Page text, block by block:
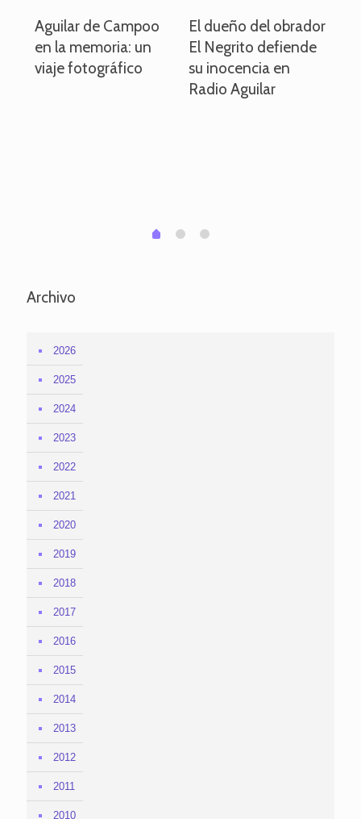
Aguilar de Campoo
en la memoria: un
viaje fotográfico
El dueño del obrador
El Negrito defiende
su inocencia en
Radio Aguilar
0 1 2
Archivo
2026
2025
2024
2023
2022
2021
2020
2019
2018
2017
2016
2015
2014
2013
2012
2011
2010